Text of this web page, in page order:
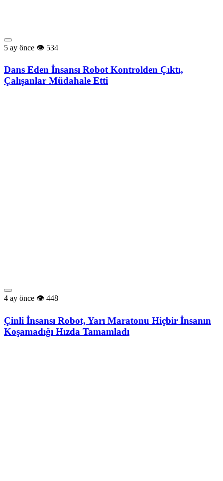
5 ay önce 534
Dans Eden İnsansı Robot Kontrolden Çıktı,
Çalışanlar Müdahale Etti
4 ay önce 448
Çinli İnsansı Robot, Yarı Maratonu Hiçbir İnsanın
Koşamadığı Hızda Tamamladı